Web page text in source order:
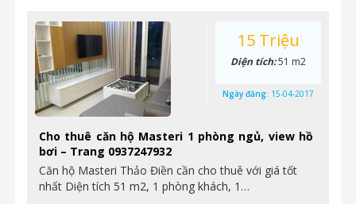
Cho thuê căn hộ Masteri 1 phòng ngủ, view hồ
bơi – Trang 0937247932
Căn hộ Masteri Thảo Điền cần cho thuê với giá tốt
nhất Diện tích 51 m2, 1 phòng khách, 1…
15 Triệu
Diện tích:51 m2
Ngày đăng: 15-04-2017